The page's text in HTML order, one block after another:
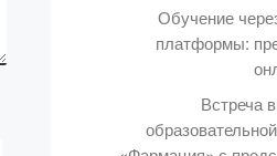
Обучение
платформы:
Встреча